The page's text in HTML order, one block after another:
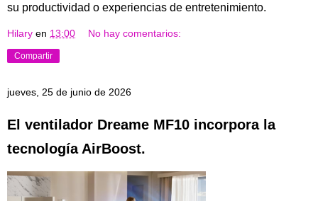
su productividad o experiencias de entretenimiento.
Hilary en 13:00 No hay comentarios:
Compartir
jueves, 25 de junio de 2026
El ventilador Dreame MF10 incorpora la
tecnología AirBoost.